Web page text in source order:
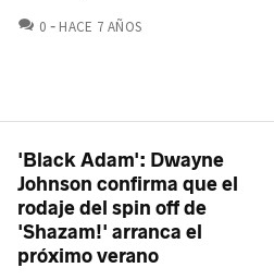
0 COMENTARIOS
HACE 7 AÑOS
'Black Adam': Dwayne
Johnson confirma que el
rodaje del spin off de
'Shazam!' arranca el
próximo verano